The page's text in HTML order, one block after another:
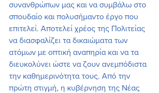
συνανθρώπων μας και να συμβάλω στο
σπουδαίο και πολυσήμαντο έργο που
επιτελεί. Αποτελεί χρέος της Πολιτείας
να διασφαλίζει τα δικαιώματα των
ατόμων με οπτική αναπηρία και να τα
διευκολύνει ώστε να ζουν ανεμπόδιστα
την καθημερινότητα τους. Από την
πρώτη στιγμή, η κυβέρνηση της Νέας